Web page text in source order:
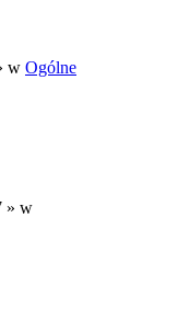
w Ogólne
» w